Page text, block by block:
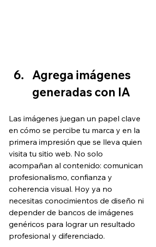
Agrega imágenes
generadas con IA
Las imágenes juegan un papel clave
en cómo se percibe tu marca y en la
primera impresión que se lleva quien
visita tu sitio web. No solo
acompañan al contenido: comunican
profesionalismo, confianza y
coherencia visual. Hoy ya no
necesitas conocimientos de diseño ni
depender de bancos de imágenes
genéricos para lograr un resultado
profesional y diferenciado.